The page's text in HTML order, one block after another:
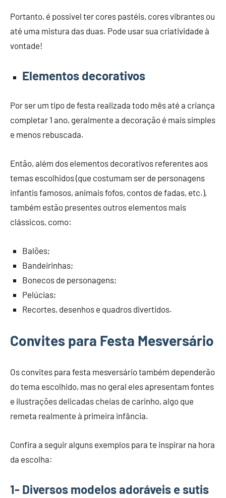
Portanto, é possível ter cores pastéis, cores vibrantes ou
até uma mistura das duas. Pode usar sua criatividade à
vontade!
Elementos decorativos
Por ser um tipo de festa realizada todo mês até a criança
completar 1 ano, geralmente a decoração é mais simples
e menos rebuscada.
Então, além dos elementos decorativos referentes aos
temas escolhidos (que costumam ser de personagens
infantis famosos, animais fofos, contos de fadas, etc.),
também estão presentes outros elementos mais
clássicos, como:
Balões;
Bandeirinhas;
Bonecos de personagens;
Pelúcias;
Recortes, desenhos e quadros divertidos.
Convites para Festa Mesversário
Os convites para festa mesversário também dependerão
do tema escolhido, mas no geral eles apresentam fontes
e ilustrações delicadas cheias de carinho, algo que
remeta realmente à primeira infância.
Confira a seguir alguns exemplos para te inspirar na hora
da escolha:
1- Diversos modelos adoráveis e sutis